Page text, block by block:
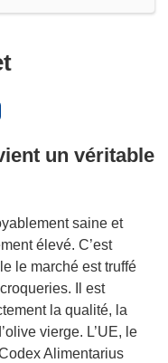
un véritable
saine et
élevé. C’est
le marché est truffé
Il est
la qualité, la
vierge. L’UE, le
Alimentarius